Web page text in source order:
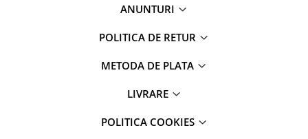
ANUNTURI
POLITICA DE RETUR
METODA DE PLATA
LIVRARE
POLITICA COOKIES